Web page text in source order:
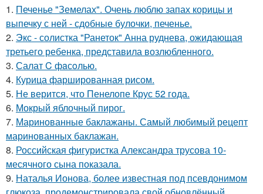
1. Печенье "Земелах". Очень люблю запах корицы и
выпечку с ней - сдобные булочки, печенье.
2. Экс - солистка "Ранеток" Анна руднева, ожидающая
третьего ребенка, представила возлюбленного.
3. Салат C фaсoлью.
4. Курица фаршированная рисом.
5. Не верится, что Пенелопе Крус 52 года.
6. Мокрый яблочный пирог.
7. Маринованные баклажаны. Самый любимый рецепт
маринованных баклажан.
8. Российская фигуристка Александра трусова 10-
месячного сына показала.
9. Наталья Ионова, более известная под псевдонимом